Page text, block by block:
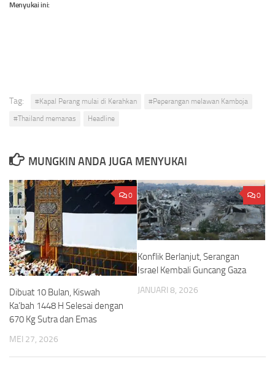
Menyukai ini:
Tag: #Kapal Perang mulai di Kerahkan
#Peperangan melawan Kamboja
#Thailand memanas
Headline
MUNGKIN ANDA JUGA MENYUKAI
0
Dibuat 10 Bulan, Kiswah
Ka’bah 1448 H Selesai dengan
670 Kg Sutra dan Emas
MEI 27, 2026
0
Konflik Berlanjut, Serangan
Israel Kembali Guncang Gaza
JANUARI 8, 2026